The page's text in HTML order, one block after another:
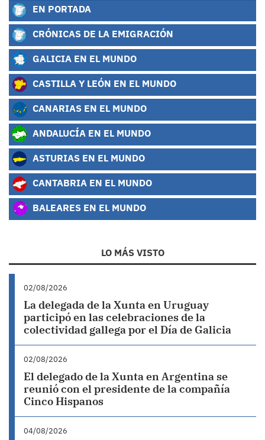
EN PORTADA
CRÓNICAS DE LA EMIGRACIÓN
GALICIA EN EL MUNDO
CASTILLA Y LEÓN EN EL MUNDO
CANARIAS EN EL MUNDO
ANDALUCÍA EN EL MUNDO
ASTURIAS EN EL MUNDO
CANTABRIA EN EL MUNDO
BALEARES EN EL MUNDO
LO MÁS VISTO
02/08/2026
La delegada de la Xunta en Uruguay
participó en las celebraciones de la
colectividad gallega por el Día de Galicia
02/08/2026
El delegado de la Xunta en Argentina se
reunió con el presidente de la compañía
Cinco Hispanos
04/08/2026